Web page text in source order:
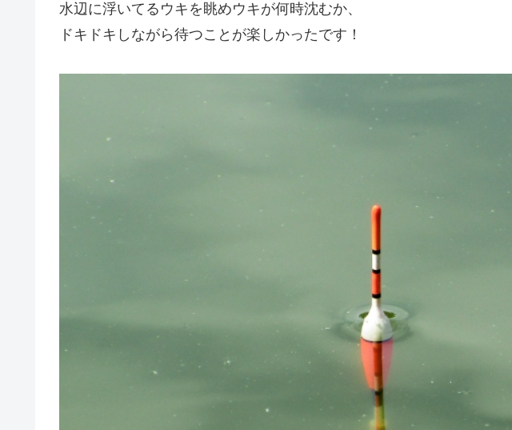
水辺に浮いてるウキを眺めウキが何時沈むか、
ドキドキしながら待つことが楽しかったです！